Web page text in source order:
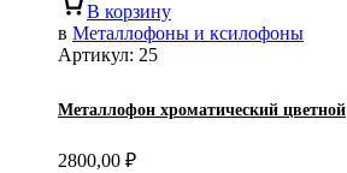
В корзину
в Металлофоны и ксилофоны
Артикул: 25
Металлофон хроматический цветной
2800,00 ₽